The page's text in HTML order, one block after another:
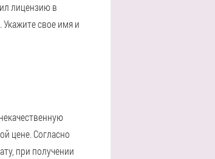
лицензию в
Укажите свое имя и
цене. Согласно
при получении